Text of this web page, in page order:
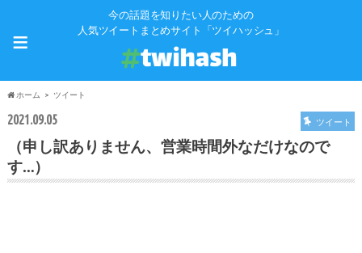
今の話題を知りたい人のための
人気ツイートまとめサイト「ツイハッシュ」
≡
ホーム ツイート
2021.09.05 ツイート
（申し訳ありません、営業時間外なだけなので
す…）